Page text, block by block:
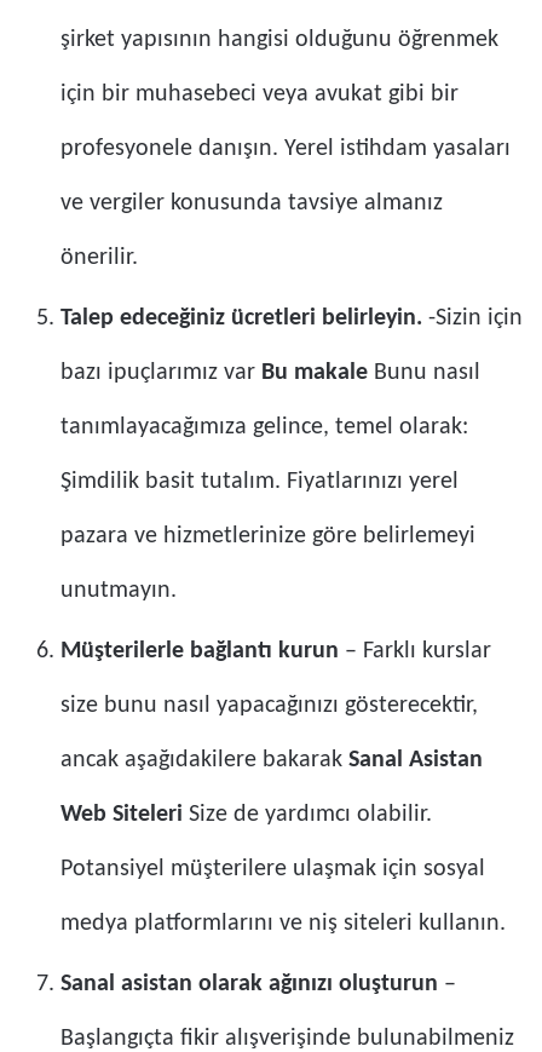
şirket yapısının hangisi olduğunu öğrenmek
için bir muhasebeci veya avukat gibi bir
profesyonele danışın. Yerel istihdam yasaları
ve vergiler konusunda tavsiye almanız
önerilir.
Talep edeceğiniz ücretleri belirleyin. -Sizin için
bazı ipuçlarımız var Bu makale Bunu nasıl
tanımlayacağımıza gelince, temel olarak:
Şimdilik basit tutalım. Fiyatlarınızı yerel
pazara ve hizmetlerinize göre belirlemeyi
unutmayın.
Müşterilerle bağlantı kurun – Farklı kurslar
size bunu nasıl yapacağınızı gösterecektir,
ancak aşağıdakilere bakarak Sanal Asistan
Web Siteleri Size de yardımcı olabilir.
Potansiyel müşterilere ulaşmak için sosyal
medya platformlarını ve niş siteleri kullanın.
Sanal asistan olarak ağınızı oluşturun –
Başlangıçta fikir alışverişinde bulunabilmeniz